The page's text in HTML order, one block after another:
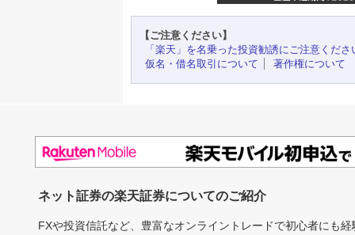
【ご注意ください】
「楽天」を名乗った投資勧誘にご注意くださ
仮名・借名取引について
著作権について
ネット証券の楽天証券についてのご紹介
FXや投資信託など、豊富なオンライントレードで初心者にも